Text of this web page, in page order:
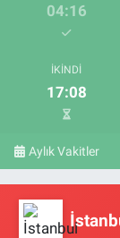
04:16
İKINDI
17:08
Aylık Vakitler